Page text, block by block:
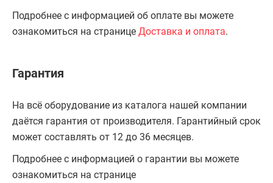
Подробнее с информацией об оплате вы можете
ознакомиться на странице Доставка и оплата.
Гарантия
На всё оборудование из каталога нашей компании
даётся гарантия от производителя. Гарантийный срок
может составлять от 12 до 36 месяцев.
Подробнее с информацией о гарантии вы можете
ознакомиться на странице